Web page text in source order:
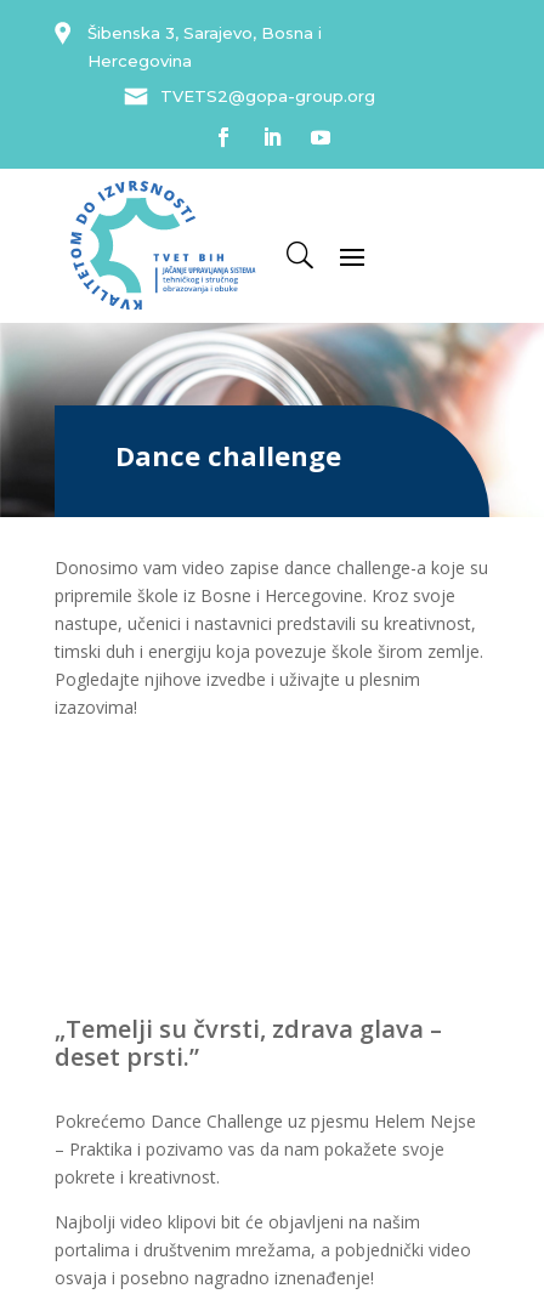
Šibenska 3, Sarajevo, Bosna i
Hercegovina
TVETS2@gopa-group.org
Dance challenge
Donosimo vam video zapise dance challenge-a koje su
pripremile škole iz Bosne i Hercegovine. Kroz svoje
nastupe, učenici i nastavnici predstavili su kreativnost,
timski duh i energiju koja povezuje škole širom zemlje.
Pogledajte njihove izvedbe i uživajte u plesnim
izazovima!
„Temelji su čvrsti, zdrava glava –
deset prsti.”
Pokrećemo Dance Challenge uz pjesmu Helem Nejse
– Praktika i pozivamo vas da nam pokažete svoje
pokrete i kreativnost.
Najbolji video klipovi bit će objavljeni na našim
portalima i društvenim mrežama, a pobjednički video
osvaja i posebno nagradno iznenađenje!